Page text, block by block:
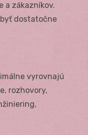
a zákazníkov.
dostatočne
vyrovnajú
rozhovory,